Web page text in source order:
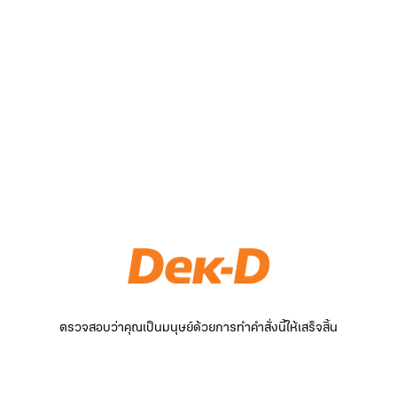
ตรวจสอบว่าคุณเป็นมนุษย์ด้วยการทำคำสั่งนี้ให้เสร็จสิ้น